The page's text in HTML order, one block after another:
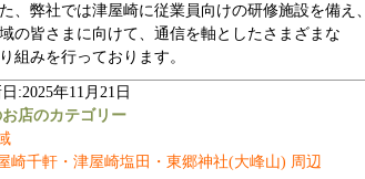
、弊社では津屋崎に従業員向けの研修施設を備え、
の皆さまに向けて、通信を軸としたさまざまな
組みを行っております。
:2025年11月21日
お店のカテゴリー
崎千軒・津屋崎塩田・東郷神社(大峰山) 周辺